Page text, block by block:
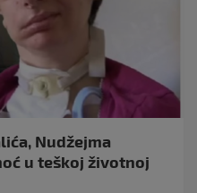
Nudžejma
u teškoj životnoj